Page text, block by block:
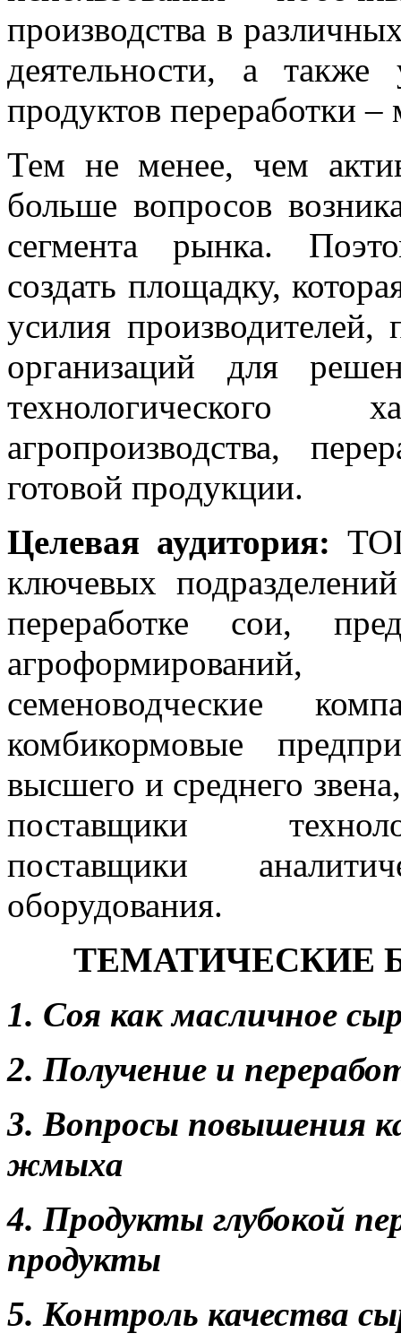
производства в
деятельности, а также
продуктов переработки
Тем не менее, чем
больше вопросов
сегмента рынка.
создать площадку,
усилия производителей,
организаций для
агропроизводства,
готовой продукции.
Целевая аудитория:
ключевых
переработке сои,
семеноводческие
комбикормовые
высшего и среднего
поставщики
поставщики
оборудования.
ТЕМАТИЧЕСКИЕ
1. Соя как масличное
2. Получение и
3. Вопросы повышения
жмыха
4. Продукты глубокой
продукты
5. Контроль качества